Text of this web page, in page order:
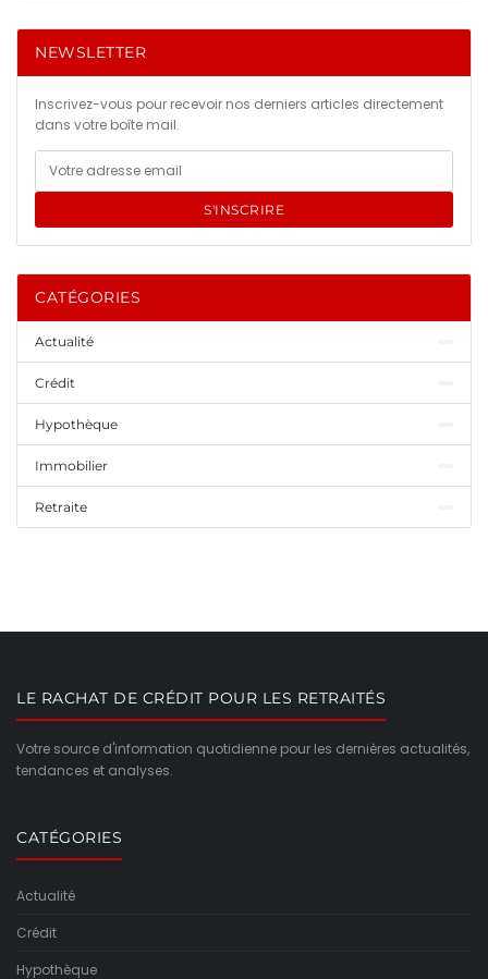
NEWSLETTER
Inscrivez-vous pour recevoir nos derniers articles directement
dans votre boîte mail.
S'INSCRIRE
CATÉGORIES
Actualité
Crédit
Hypothèque
Immobilier
Retraite
LE RACHAT DE CRÉDIT POUR LES RETRAITÉS
Votre source d'information quotidienne pour les dernières actualités,
tendances et analyses.
CATÉGORIES
Actualité
Crédit
Hypothèque